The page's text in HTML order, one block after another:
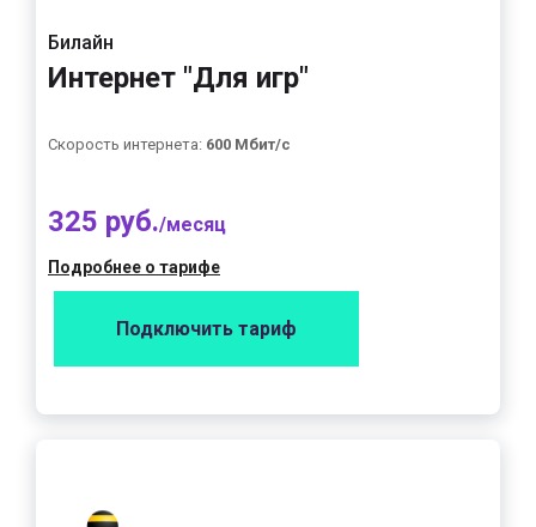
Билайн
Интернет "Для игр"
Скорость интернета: 600 Мбит/с
325 руб./месяц
Подробнее о тарифе
Подключить тариф